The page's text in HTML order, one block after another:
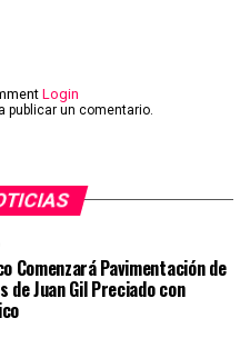
Login
publicar un comentario.
Comenzará Pavimentación de
Juan Gil Preciado con